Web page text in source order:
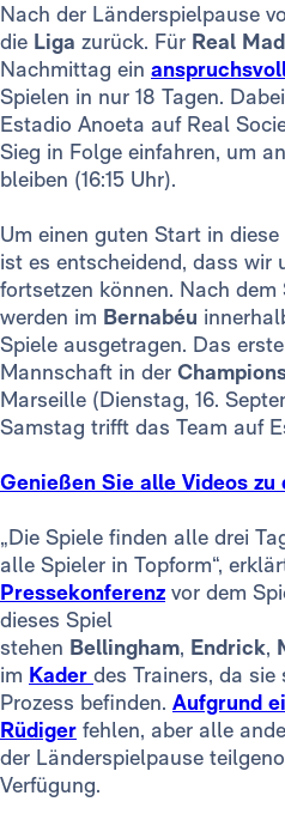
Nach der Länderspielpause
die Liga zurück. Für Real
Nachmittag ein
Spielen in nur 18 Tagen.
Estadio Anoeta auf Real
Sieg in Folge einfahren, um
bleiben (16:15 Uhr).
Um einen guten Start in
ist es entscheidend, dass wir
fortsetzen können. Nach
werden im Bernabéu
Spiele ausgetragen. Das
Mannschaft in der
Marseille (Dienstag, 16.
Samstag trifft das Team auf
Genießen Sie alle Videos
„Die Spiele finden alle drei
alle Spieler in Topform“,
Pressekonferenz vor dem
dieses Spiel
stehen Bellingham, Endrick,
im Kader des Trainers, da
Prozess befinden. Aufgrund
Rüdiger fehlen, aber alle
der Länderspielpause
Verfügung.